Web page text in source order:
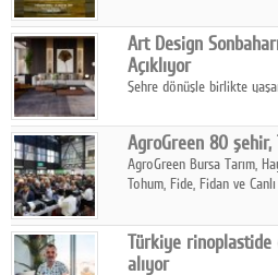
Art Design
Açıklıyor
Şehre dönüşle birlikte
sonbaharın tasarım
AgroGreen 80 şehir,
AgroGreen Bursa Tarım,
Tohum, Fide, Fidan ve
Türkiye rinoplastide
alıyor